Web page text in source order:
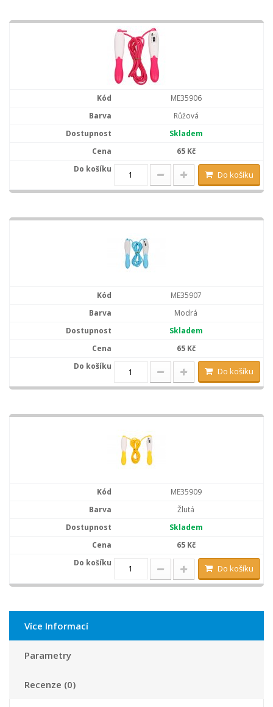
ME35906
Růžová
Skladem
65 Kč
Do košíku
ME35907
Modrá
Skladem
65 Kč
Do košíku
ME35909
Žlutá
Skladem
65 Kč
Do košíku
Více Informací
Parametry
Recenze (0)